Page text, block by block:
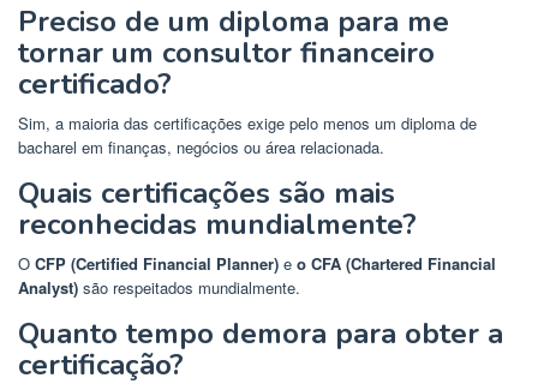
Preciso de um diploma para me
tornar um consultor financeiro
certificado?
Sim, a maioria das certificações exige pelo menos um diploma de
bacharel em finanças, negócios ou área relacionada.
Quais certificações são mais
reconhecidas mundialmente?
O CFP (Certified Financial Planner) e o CFA (Chartered Financial
Analyst) são respeitados mundialmente.
Quanto tempo demora para obter a
certificação?